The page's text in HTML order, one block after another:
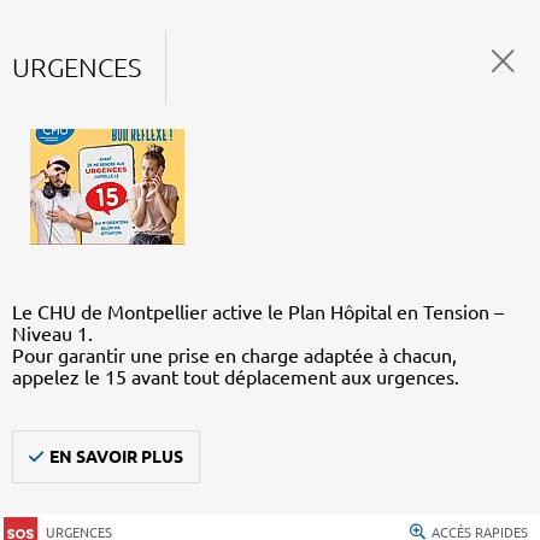
URGENCES
Le CHU de Montpellier active le Plan Hôpital en Tension –
Niveau 1.
Pour garantir une prise en charge adaptée à chacun,
appelez le 15 avant tout déplacement aux urgences.
EN SAVOIR PLUS
URGENCES ACCÈS RAPIDES